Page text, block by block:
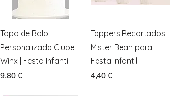
Visualização rápida
Topo de Bolo
Personalizado Clube
Winx | Festa Infantil
Preço
9,80 €
Visualização rápida
Toppers Recortados
Mister Bean para
Festa Infantil
Preço
4,40 €